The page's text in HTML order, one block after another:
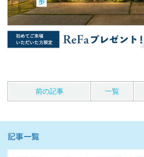
前の記事 一覧
記事一覧